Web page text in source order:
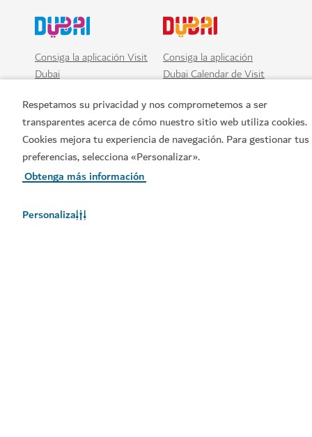
Respetamos su privacidad y nos comprometemos a ser
transparentes acerca de cómo nuestro sitio web utiliza cookies.
Cookies mejora tu experiencia de navegación. Para gestionar tus
preferencias, selecciona «Personalizar».
Obtenga más información
Personaliza
AVENTURA
Aventuras en globo aerostático
Sobrevuele el desierto y viva una experiencia única en
globo
1,160